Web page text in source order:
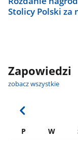
Stolicy Polski za
Zapowiedzi
zobacz wszystkie
P W